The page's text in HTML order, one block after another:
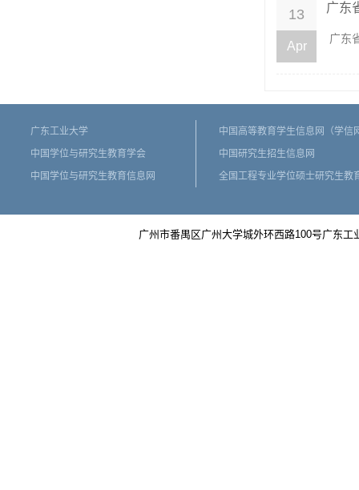
13
Apr
广东
广东
广东工业大学
中国学位与研究生教育学会
中国学位与研究生教育信息网
中国高等教育学生信息网（学信
中国研究生招生信息网
全国工程专业学位硕士研究生教
广州市番禺区广州大学城外环西路100号广东